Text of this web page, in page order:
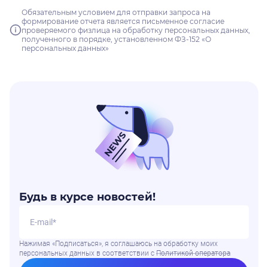
Обязательным условием для отправки запроса на
формирование отчета является письменное согласие
проверяемого физлица на обработку персональных данных,
полученного в порядке, установленном ФЗ-152 «О
персональных данных»
Будь в курсе новостей!
Нажимая «Подписаться», я соглашаюсь на обработку моих
персональных данных в соответствии с Политикой оператора